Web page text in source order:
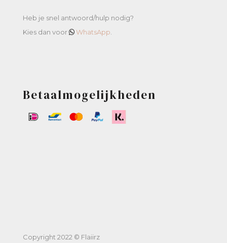
Heb je snel antwoord/hulp nodig?
Kies dan voor
WhatsApp
Betaalmogelijkheden
Copyright 2022 © Flaiirz